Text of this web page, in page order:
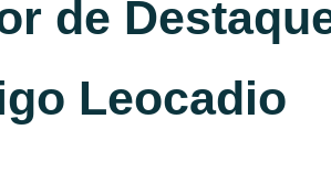
de
Leocadio